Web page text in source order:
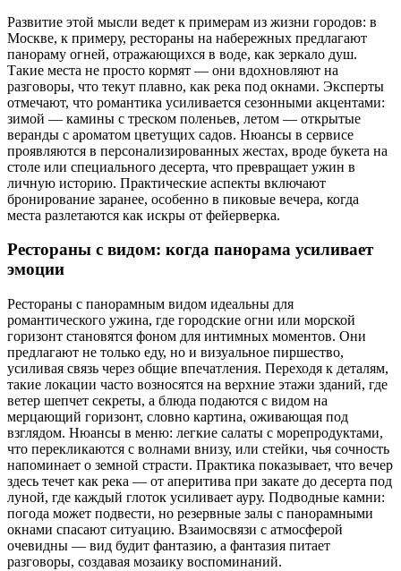
Развитие этой мысли ведет к примерам из жизни городов: в
Москве, к примеру, рестораны на набережных предлагают
панораму огней, отражающихся в воде, как зеркало душ.
Такие места не просто кормят — они вдохновляют на
разговоры, что текут плавно, как река под окнами. Эксперты
отмечают, что романтика усиливается сезонными акцентами:
зимой — камины с треском поленьев, летом — открытые
веранды с ароматом цветущих садов. Нюансы в сервисе
проявляются в персонализированных жестах, вроде букета на
столе или специального десерта, что превращает ужин в
личную историю. Практические аспекты включают
бронирование заранее, особенно в пиковые вечера, когда
места разлетаются как искры от фейерверка.
Рестораны с видом: когда панорама усиливает
эмоции
Рестораны с панорамным видом идеальны для
романтического ужина, где городские огни или морской
горизонт становятся фоном для интимных моментов. Они
предлагают не только еду, но и визуальное пиршество,
усиливая связь через общие впечатления. Переходя к деталям,
такие локации часто возносятся на верхние этажи зданий, где
ветер шепчет секреты, а блюда подаются с видом на
мерцающий горизонт, словно картина, оживающая под
взглядом. Нюансы в меню: легкие салаты с морепродуктами,
что перекликаются с волнами внизу, или стейки, чья сочность
напоминает о земной страсти. Практика показывает, что вечер
здесь течет как река — от аперитива при закате до десерта под
луной, где каждый глоток усиливает ауру. Подводные камни:
погода может подвести, но резервные залы с панорамными
окнами спасают ситуацию. Взаимосвязи с атмосферой
очевидны — вид будит фантазию, а фантазия питает
разговоры, создавая мозаику воспоминаний.